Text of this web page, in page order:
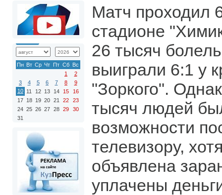
Пн Вт Ср Чт Пт Сб Вс
1
2
3
4 5 6 7 8
9
10 11 12 13 14 15
16
17 18 19 20 21 22
23
24 25 26 27 28 29
30
31
Матч проходил
стадионе
26 тысяч
выиграли 6:1 у
"Зоркого".
тысяч людей
возможности
телевизору,
объявлена
уплачены